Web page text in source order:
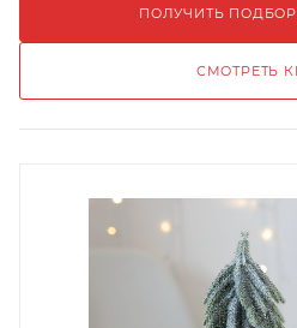
ПОЛУЧИТЬ
СМОТРЕТЬ